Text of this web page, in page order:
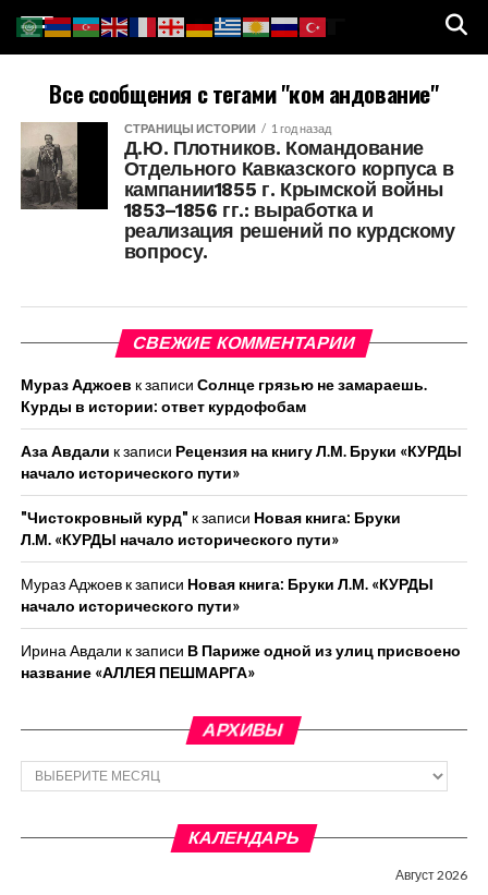
Все сообщения с тегами "ком андование"
СТРАНИЦЫ ИСТОРИИ 1 год назад
Д.Ю. Плотников. Командование
Отдельного Кавказского корпуса в
кампании1855 г. Крымской войны
1853–1856 гг.: выработка и
реализация решений по курдскому
вопросу.
СВЕЖИЕ КОММЕНТАРИИ
Мураз Аджоев к записи Солнце грязью не замараешь.
Курды в истории: ответ курдофобам
Аза Авдали к записи Рецензия на книгу Л.М. Бруки «КУРДЫ
начало исторического пути»
"Чистокровный курд" к записи Новая книга: Бруки
Л.М. «КУРДЫ начало исторического пути»
Мураз Аджоевк записи Новая книга: Бруки Л.М. «КУРДЫ
начало исторического пути»
Ирина Авдали к записи В Париже одной из улиц присвоено
название «АЛЛЕЯ ПЕШМАРГА»
АРХИВЫ
Архивы
КАЛЕНДАРЬ
Август 2026